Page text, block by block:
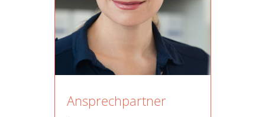
Ansprechpartner